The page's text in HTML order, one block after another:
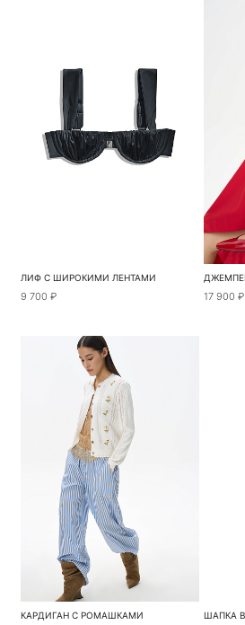
ЛИФ С ШИРОКИМИ ЛЕНТАМИ
9 700 ₽ 17 900 ₽
КАРДИГАН С РОМАШКАМИ ШАПКА